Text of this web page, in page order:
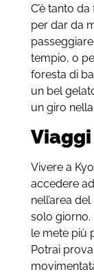
C’è tanto
per dar da
tempio, o
foresta di
un bel
un giro
Vivere a
accedere
nell’area
solo giorno.
le mete più
Potrai